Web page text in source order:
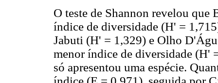
O teste de Shannon revelou
índice de diversidade (H' =
Jabuti (H' = 1,329) e Olho
menor índice de diversidade (H'
só apresentou uma espécie.